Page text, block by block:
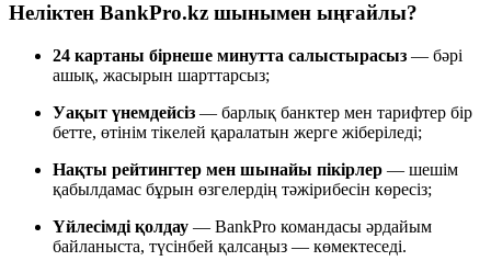
Неліктен BankPro.kz шынымен ыңғайлы?
24 картаны бірнеше минутта салыстырасыз — бәрі
ашық, жасырын шарттарсыз;
Уақыт үнемдейсіз — барлық банктер мен тарифтер бір
бетте, өтінім тікелей қаралатын жерге жіберіледі;
Нақты рейтингтер мен шынайы пікірлер — шешім
қабылдамас бұрын өзгелердің тәжірибесін көресіз;
Үйлесімді қолдау — BankPro командасы әрдайым
байланыста, түсінбей қалсаңыз — көмектеседі.